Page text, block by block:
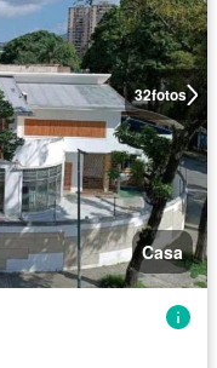
32fotos
Casa